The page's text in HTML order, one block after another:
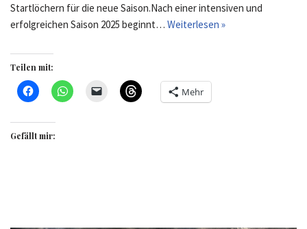
Startlöchern für die neue Saison.Nach einer intensiven und
erfolgreichen Saison 2025 beginnt… Weiterlesen »
Teilen mit:
Mehr
Gefällt mir: